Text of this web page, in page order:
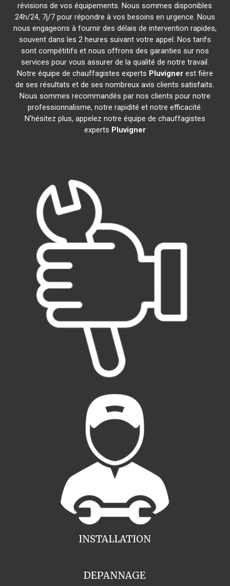
révisions de vos équipements. Nous sommes disponibles
24h/24, 7j/7 pour répondre à vos besoins en urgence. Nous
nous engageons à fournir des délais de intervention rapides,
souvent dans les 2 heures suivant votre appel. Nos tarifs
sont compétitifs et nous offrons des garanties sur nos
services pour vous assurer de la qualité de notre travail.
Notre équipe de chauffagistes experts Pluvignerest fière
de ses résultats et de ses nombreux avis clients satisfaits.
Nous sommes recommandés par nos clients pour notre
professionnalisme, notre rapidité et notre efficacité.
N'hésitez plus, appelez notre équipe de chauffagistes
experts Pluvigner
INSTALLATION
DEPANNAGE